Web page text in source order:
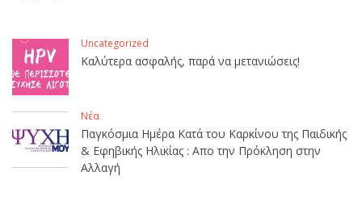
Uncategorized
Καλύτερα ασφαλής, παρά να μετανιώσεις!
Νέα
Παγκόσμια Ημέρα Κατά του Καρκίνου της Παιδικής
& Εφηβικής Ηλικίας : Απο την Πρόκληση στην
Αλλαγή